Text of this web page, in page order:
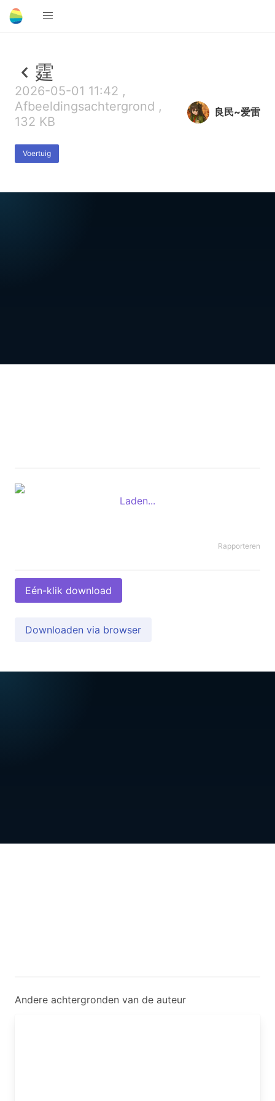
霆
2026-05-01 11:42 ,
Afbeeldingsachtergrond ,
132 KB
Voertuig
良民~爱雷
Laden...
Rapporteren
Eén-klik download
Downloaden via browser
Andere achtergronden van de auteur